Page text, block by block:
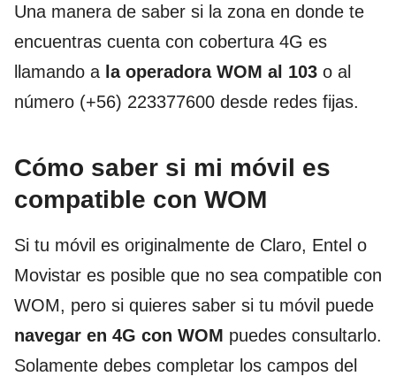
Una manera de saber si la zona en donde te
encuentras cuenta con cobertura 4G es
llamando a la operadora WOM al 103 o al
número (+56) 223377600 desde redes fijas.
Cómo saber si mi móvil es
compatible con WOM
Si tu móvil es originalmente de Claro, Entel o
Movistar es posible que no sea compatible con
WOM, pero si quieres saber si tu móvil puede
navegar en 4G con WOM puedes consultarlo.
Solamente debes completar los campos del